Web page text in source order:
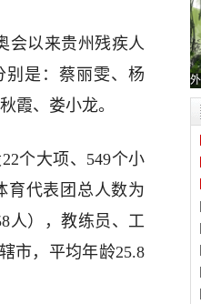
会以来贵州残疾人
别是：蔡丽雯、杨
霞、娄小龙。
个大项、549个小
育代表团总人数为
人），教练员、工
市，平均年龄25.8